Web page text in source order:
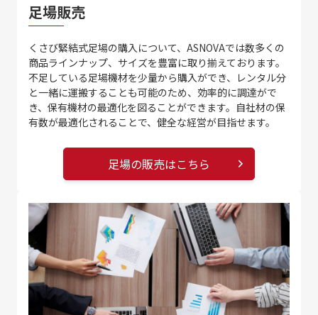
足場販売
くさび緊結式足場の購入について、ASNOVAでは数多くの
商品ラインナップ、サイズを豊富に取り揃えております。
不足している足場機材を少量から購入ができ、レンタル分
と一緒に運搬することも可能のため、効率的に調達がで
き、保有機材の最適化を図ることができます。自社材の保
有数が最適化されることで、健全な経営が目指せます。
足場の販売はこちら